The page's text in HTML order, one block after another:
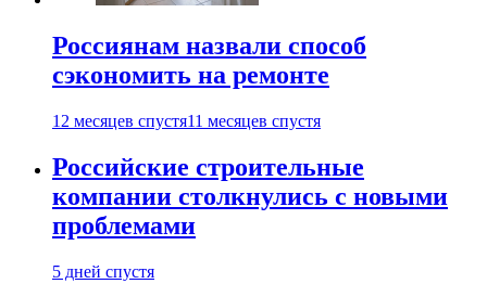
Россиянам назвали способ
сэкономить на ремонте
12 месяцев спустя11 месяцев спустя
Российские строительные
компании столкнулись с новыми
проблемами
5 дней спустя